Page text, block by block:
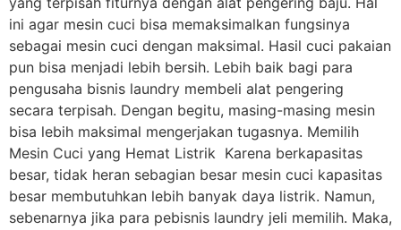
ini agar mesin cuci bisa memaksimalkan fungsinya
sebagai mesin cuci dengan maksimal. Hasil cuci pakaian
pun bisa menjadi lebih bersih. Lebih baik bagi para
pengusaha bisnis laundry membeli alat pengering
secara terpisah. Dengan begitu, masing-masing mesin
bisa lebih maksimal mengerjakan tugasnya. Memilih
Mesin Cuci yang Hemat Listrik Karena berkapasitas
besar, tidak heran sebagian besar mesin cuci kapasitas
besar membutuhkan lebih banyak daya listrik. Namun,
sebenarnya jika para pebisnis laundry jeli memilih. Maka,